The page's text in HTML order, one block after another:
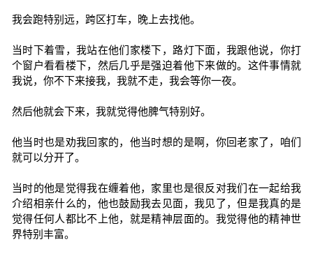
我会跑特别远，跨区打车，晚上去找他。
当时下着雪，我站在他们家楼下，路灯下面，我跟他说，你打
个窗户看看楼下，然后几乎是强迫着他下来做的。这件事情就
我说，你不下来接我，我就不走，我会等你一夜。
然后他就会下来，我就觉得他脾气特别好。
他当时也是劝我回家的，他当时想的是啊，你回老家了，咱们
就可以分开了。
当时的他是觉得我在缠着他，家里也是很反对我们在一起给我
介绍相亲什么的，他也鼓励我去见面，我见了，但是我真的是
觉得任何人都比不上他，就是精神层面的。我觉得他的精神世
界特别丰富。